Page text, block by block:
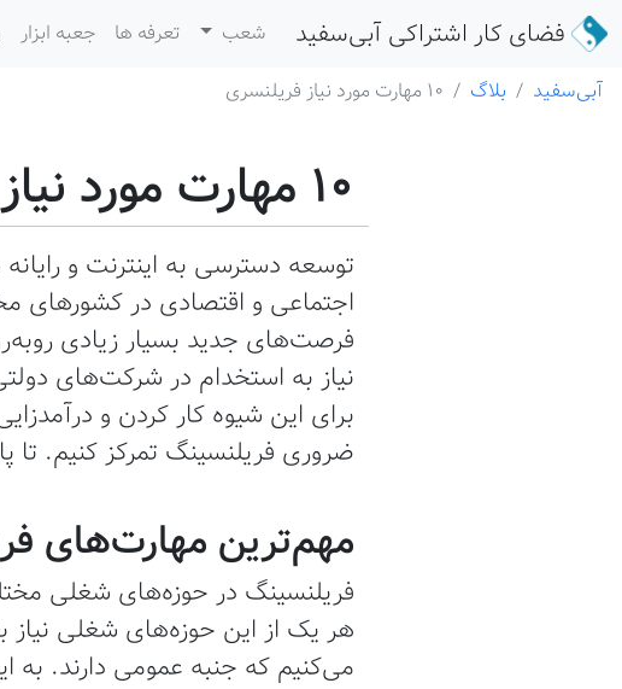
فضای کار اشتراکیآبی‌سفید شعب تعرفه ها جعبه ابزار
آبی‌سفید
بلاگ 10 مهارت مورد نیاز فریلنسری
10 مهارت مورد نیاز فریلنسری
توسعه دسترسی به اینترنت و
اجتماعی و اقتصادی در کشورهای
فرصت‌های جدید بسیار زیادی
نیاز به استخدام در شرکت‌های
برای این شیوه کار کردن و
ضروری فریلنسینگ تمرکز کنیم. تا
مهم‌ترین مهارت‌های
فریلنسینگ در حوزه‌های شغلی
هر یک از این حوزه‌های شغلی
می‌کنیم که جنبه عمومی دارند. به